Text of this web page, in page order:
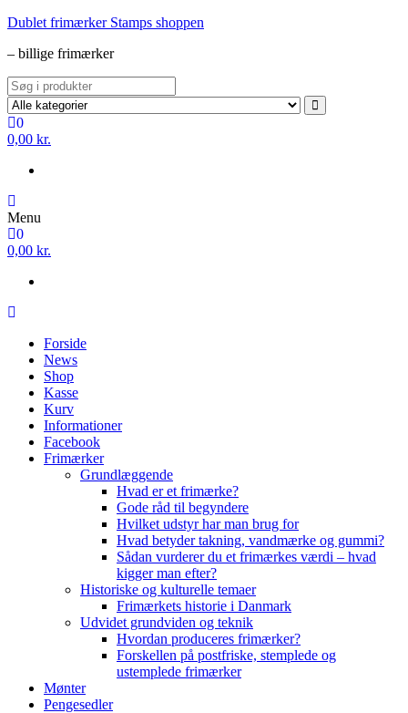
Videre
indhold
Dublet frimærker Stamps shoppen
– billige frimærker
0
0,00 kr.
Menu
0
0,00 kr.
Forside
News
Shop
Kasse
Kurv
Informationer
Facebook
Frimærker
Grundlæggende
Hvad er et frimærke?
Gode råd til begyndere
Hvilket udstyr har man brug for
Hvad betyder takning, vandmærke og gummi?
Sådan vurderer du et frimærkes værdi – hvad
kigger man efter?
Historiske og kulturelle temaer
Frimærkets historie i Danmark
Udvidet grundviden og teknik
Hvordan produceres frimærker?
Forskellen på postfriske, stemplede og
ustemplede frimærker
Mønter
Pengesedler